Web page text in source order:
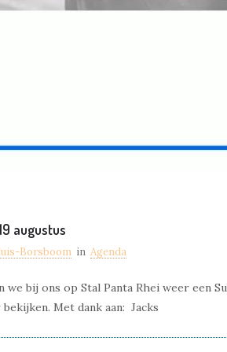
augustus
Borsboom in Agenda
we bij ons op Stal Panta Rhei weer een
Met dank aan: Jacks